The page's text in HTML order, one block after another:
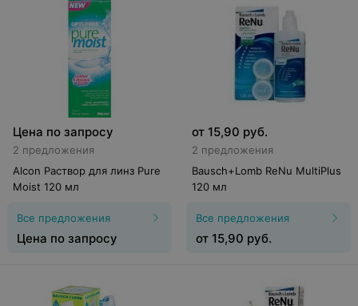
Цена по запросу
2 предложения
Alcon Раствор для линз Pure
Moist 120 мл
Все предложения
Цена по запросу
от 15,90 руб.
2 предложения
Bausch+Lomb ReNu MultiPlus
120 мл
Все предложения
от 15,90 руб.